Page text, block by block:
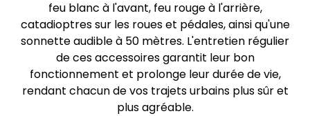
feu blanc à l'avant, feu rouge à l'arrière,
catadioptres sur les roues et pédales, ainsi qu'une
sonnette audible à 50 mètres. L'entretien régulier
de ces accessoires garantit leur bon
fonctionnement et prolonge leur durée de vie,
rendant chacun de vos trajets urbains plus sûr et
plus agréable.